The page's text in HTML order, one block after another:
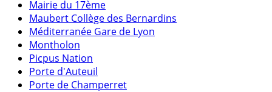
Mairie du 17ème
Maubert Collège des Bernardins
Méditerranée Gare de Lyon
Montholon
Picpus Nation
Porte d'Auteuil
Porte de Champerret